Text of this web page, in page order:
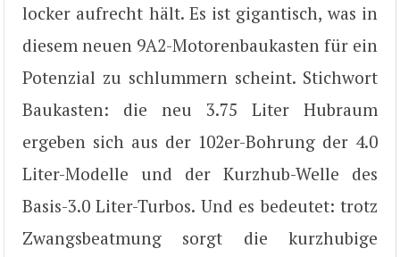
locker aufrecht hält. Es ist gigantisch, was in
diesem neuen 9A2-Motorenbaukasten für ein
Potenzial zu schlummern scheint. Stichwort
Baukasten: die neu 3.75 Liter Hubraum
ergeben sich aus der 102er-Bohrung der 4.0
Liter-Modelle und der Kurzhub-Welle des
Basis-3.0 Liter-Turbos. Und es bedeutet: trotz
Zwangsbeatmung sorgt die kurzhubige